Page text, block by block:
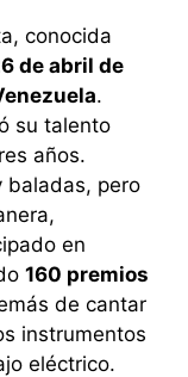
conocida
de abril de
.
su talento
años.
baladas, pero
en
160 premios
de cantar
instrumentos
eléctrico.